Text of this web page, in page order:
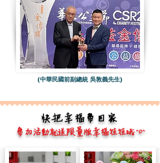
快把幸福帶回家
參加活動就送限量版幸福娃娃哦 ^O^
(中華民國前副總統 吳敦義先生)